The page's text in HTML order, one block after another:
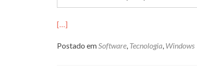
[…]
Postado em Software Tecnologia Windows